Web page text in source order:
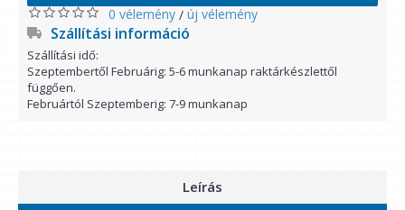
0 vélemény / új vélemény
Szállítási információ
Szállítási idő:
Szeptembertől Februárig: 5-6 munkanap raktárkészlettől
függően.
Februártól Szeptemberig: 7-9 munkanap
Leírás